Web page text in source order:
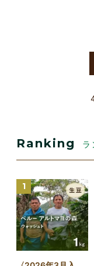
Ranking ラ
1